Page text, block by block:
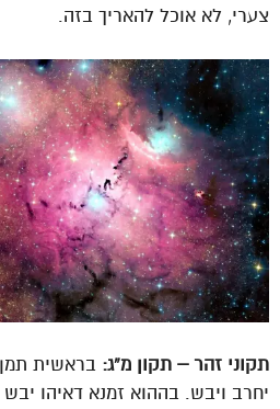
צערי, לא אוכל להאריך בזה.
תקוני זהר – תקון מ”ג: בראשית
יחרב ויבש. בההוא זמנא דאיהו יבש